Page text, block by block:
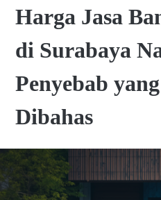
Harga Jasa
di Surabaya
Penyebab
Dibahas